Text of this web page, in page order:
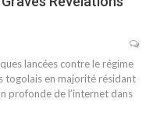
lancées contre le régime
togolais en majorité résidant
profonde de l’internet dans